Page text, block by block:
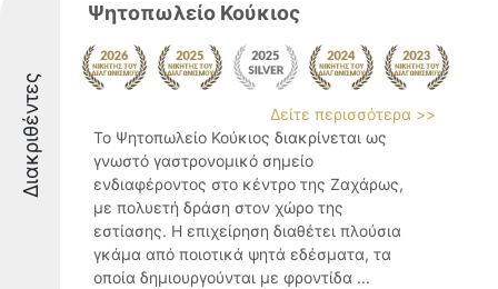
Διακριθέντες
Ψητοπωλείο Κούκιος
Δείτε περισσότερα >>
Το Ψητοπωλείο Κούκιος διακρίνεται ως
γνωστό γαστρονομικό σημείο
ενδιαφέροντος στο κέντρο της Ζαχάρως,
με πολυετή δράση στον χώρο της
εστίασης. Η επιχείρηση διαθέτει πλούσια
γκάμα από ποιοτικά ψητά εδέσματα, τα
οποία δημιουργούνται με φροντίδα ...